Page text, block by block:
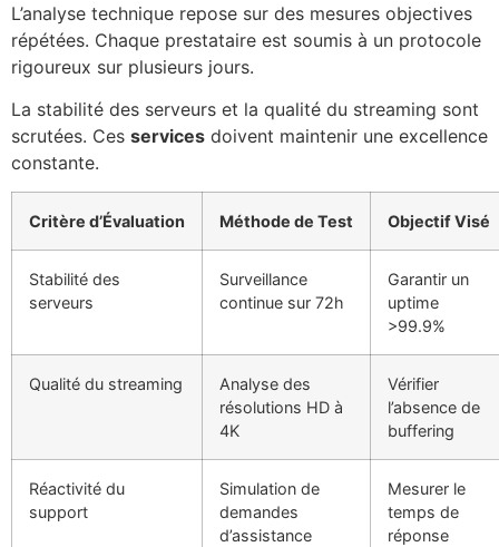
L’analyse technique repose sur des mesures objectives
répétées. Chaque prestataire est soumis à un protocole
rigoureux sur plusieurs jours.
La stabilité des serveurs et la qualité du streaming sont
scrutées. Ces services doivent maintenir une excellence
constante.
Critère d’Évaluation Méthode de Test Objectif Visé
Stabilité des
serveurs
Surveillance
continue sur 72h
Garantir un
uptime
>99.9%
Qualité du streaming
Analyse des
résolutions HD à
4K
Vérifier
l’absence de
buffering
Réactivité du
support
Simulation de
demandes
d’assistance
Mesurer le
temps de
réponse